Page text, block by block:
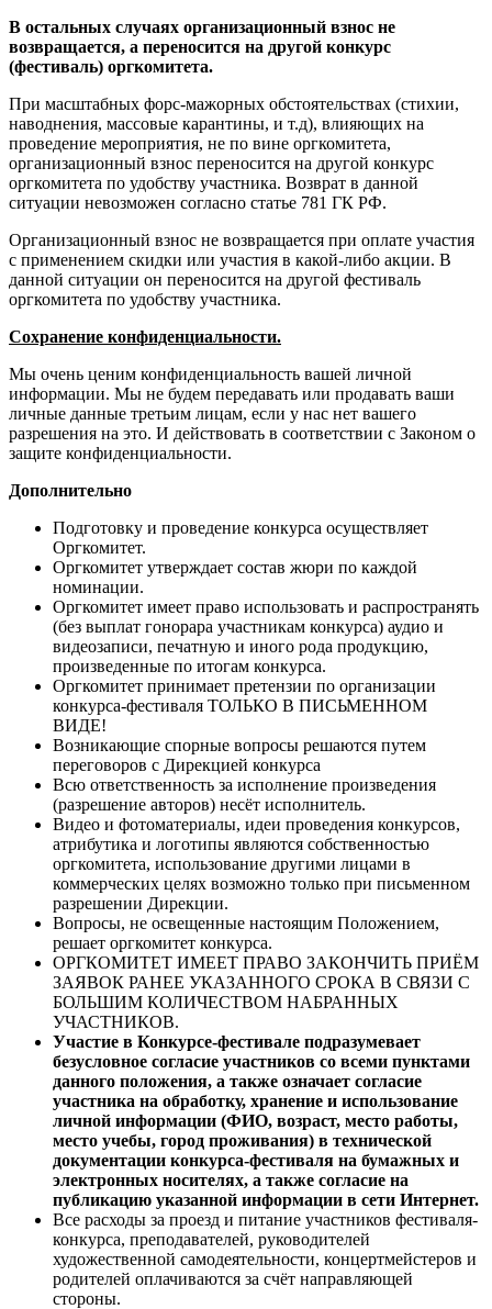
В остальных случаях организационный взнос не
возвращается, а переносится на другой конкурс
(фестиваль) оргкомитета.
При масштабных форс-мажорных обстоятельствах (стихии,
наводнения, массовые карантины, и т.д), влияющих на
проведение мероприятия, не по вине оргкомитета,
организационный взнос переносится на другой конкурс
оргкомитета по удобству участника. Возврат в данной
ситуации невозможен согласно статье 781 ГК РФ.
Организационный взнос не возвращается при оплате участия
с применением скидки или участия в какой-либо акции. В
данной ситуации он переносится на другой фестиваль
оргкомитета по удобству участника.
Сохранение конфиденциальности.
Мы очень ценим конфиденциальность вашей личной
информации. Мы не будем передавать или продавать ваши
личные данные третьим лицам, если у нас нет вашего
разрешения на это. И действовать в соответствии с Законом о
защите конфиденциальности.
Дополнительно
Подготовку и проведение конкурса осуществляет
Оргкомитет.
Оргкомитет утверждает состав жюри по каждой
номинации.
Оргкомитет имеет право использовать и распространять
(без выплат гонорара участникам конкурса) аудио и
видеозаписи, печатную и иного рода продукцию,
произведенные по итогам конкурса.
Оргкомитет принимает претензии по организации
конкурса-фестиваля ТОЛЬКО В ПИСЬМЕННОМ
ВИДЕ!
Возникающие спорные вопросы решаются путем
переговоров с Дирекцией конкурса
Всю ответственность за исполнение произведения
(разрешение авторов) несёт исполнитель.
Видео и фотоматериалы, идеи проведения конкурсов,
атрибутика и логотипы являются собственностью
оргкомитета, использование другими лицами в
коммерческих целях возможно только при письменном
разрешении Дирекции.
Вопросы, не освещенные настоящим Положением,
решает оргкомитет конкурса.
ОРГКОМИТЕТ ИМЕЕТ ПРАВО ЗАКОНЧИТЬ ПРИЁМ
ЗАЯВОК РАНЕЕ УКАЗАННОГО СРОКА В СВЯЗИ С
БОЛЬШИМ КОЛИЧЕСТВОМ НАБРАННЫХ
УЧАСТНИКОВ.
Участие в Конкурсе-фестивале подразумевает
безусловное согласие участников со всеми пунктами
данного положения, а также означает согласие
участника на обработку, хранение и использование
личной информации (ФИО, возраст, место работы,
место учебы, город проживания) в технической
документации конкурса-фестиваля на бумажных и
электронных носителях, а также согласие на
публикацию указанной информации в сети Интернет.
Все расходы за проезд и питание участников фестиваля-
конкурса, преподавателей, руководителей
художественной самодеятельности, концертмейстеров и
родителей оплачиваются за счёт направляющей
стороны.